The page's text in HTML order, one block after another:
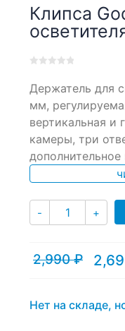
Клипса
out
based
on
customer
ratings
Держатель для
мм,
вертикальная и
камеры, три
- Количество
+
2,990₽
Первоначальная
2,990 ₽.
Текущая
Нет на складе,